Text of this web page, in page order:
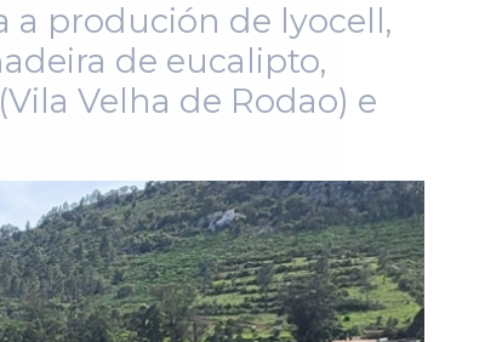
a produción de lyocell,
de eucalipto,
Velha de Rodao) e